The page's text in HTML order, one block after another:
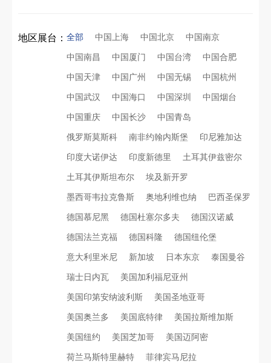
地区展台： 全部 中国上海 中国北京 中国南京
中国南昌 中国厦门 中国台湾 中国合肥
中国天津 中国广州 中国无锡 中国杭州
中国武汉 中国海口 中国深圳 中国烟台
中国重庆 中国长沙 中国青岛
俄罗斯莫斯科 南非约翰内斯堡 印尼雅加达
印度大诺伊达 印度新德里 土耳其伊兹密尔
土耳其伊斯坦布尔 埃及新开罗
墨西哥韦拉克鲁斯 奥地利维也纳 巴西圣保罗
德国慕尼黑 德国杜塞尔多夫 德国汉诺威
德国法兰克福 德国科隆 德国纽伦堡
意大利里米尼 新加坡 日本东京 泰国曼谷
瑞士日内瓦 美国加利福尼亚州
美国印第安纳波利斯 美国圣地亚哥
美国奥兰多 美国底特律 美国拉斯维加斯
美国纽约 美国芝加哥 美国迈阿密
荷兰马斯特里赫特 菲律宾马尼拉